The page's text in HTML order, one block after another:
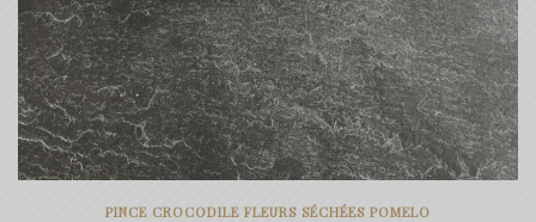
PINCE CROCODILE FLEURS SÉCHÉES POMELO